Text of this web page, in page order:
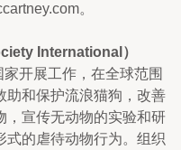
。
International）
开展工作，在全球范围
助和保护流浪猫狗，改善
，宣传无动物的实验和研
式的虐待动物行为。组织